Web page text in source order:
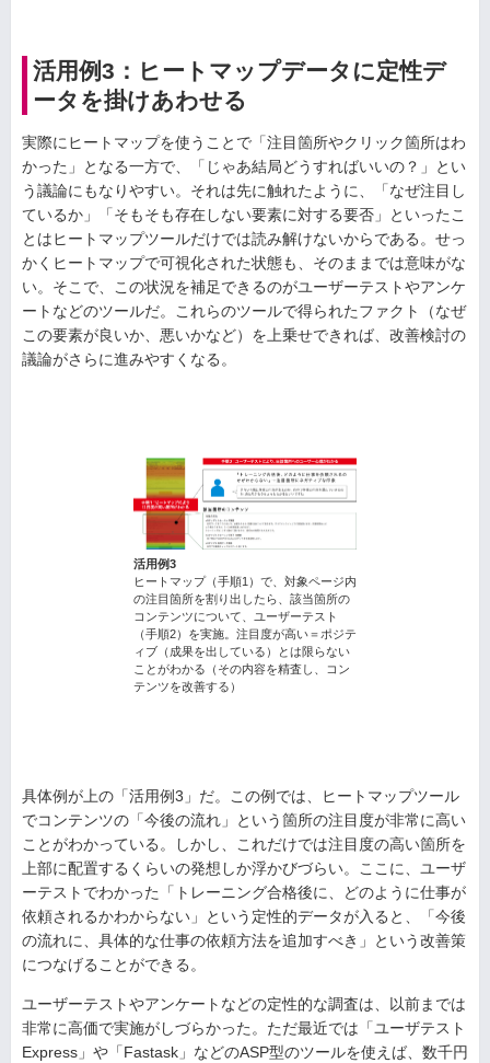
活用例3：ヒートマップデータに定性デ
ータを掛けあわせる
実際にヒートマップを使うことで「注目箇所やクリック箇所はわ
かった」となる一方で、「じゃあ結局どうすればいいの？」とい
う議論にもなりやすい。それは先に触れたように、「なぜ注目し
ているか」「そもそも存在しない要素に対する要否」といったこ
とはヒートマップツールだけでは読み解けないからである。せっ
かくヒートマップで可視化された状態も、そのままでは意味がな
い。そこで、この状況を補足できるのがユーザーテストやアンケ
ートなどのツールだ。これらのツールで得られたファクト（なぜ
この要素が良いか、悪いかなど）を上乗せできれば、改善検討の
議論がさらに進みやすくなる。
活用例3
ヒートマップ（手順1）で、対象ページ内
の注目箇所を割り出したら、該当箇所の
コンテンツについて、ユーザーテスト
（手順2）を実施。注目度が高い＝ポジテ
ィブ（成果を出している）とは限らない
ことがわかる（その内容を精査し、コン
テンツを改善する）
具体例が上の「活用例3」だ。この例では、ヒートマップツール
でコンテンツの「今後の流れ」という箇所の注目度が非常に高い
ことがわかっている。しかし、これだけでは注目度の高い箇所を
上部に配置するくらいの発想しか浮かびづらい。ここに、ユーザ
ーテストでわかった「トレーニング合格後に、どのように仕事が
依頼されるかわからない」という定性的データが入ると、「今後
の流れに、具体的な仕事の依頼方法を追加すべき」という改善策
につなげることができる。
ユーザーテストやアンケートなどの定性的な調査は、以前までは
非常に高価で実施がしづらかった。ただ最近では「ユーザテスト
Express」や「Fastask」などのASP型のツールを使えば、数千円